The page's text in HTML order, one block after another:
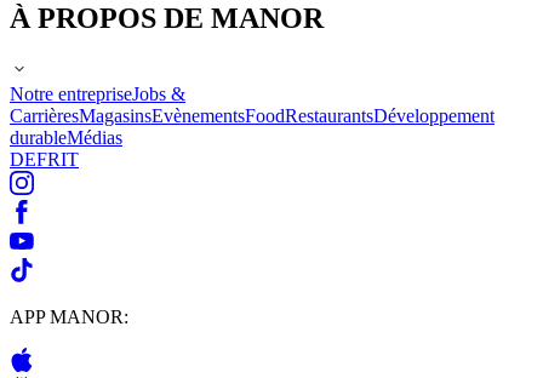
À PROPOS DE MANOR
Notre entrepriseJobs &
CarrièresMagasinsEvènementsFoodRestaurantsDéveloppement
durableMédias
DEFRIT
APP MANOR: